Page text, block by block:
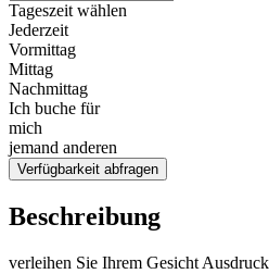
Tageszeit wählen
Jederzeit
Vormittag
Mittag
Nachmittag
Ich buche für
mich
jemand anderen
Verfügbarkeit abfragen
Beschreibung
verleihen Sie Ihrem Gesicht